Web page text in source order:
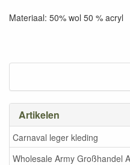
Artikelen
Carnaval leger kleding
Wholesale Army Großhandel
Materiaal: 50% wol 50 % acryl